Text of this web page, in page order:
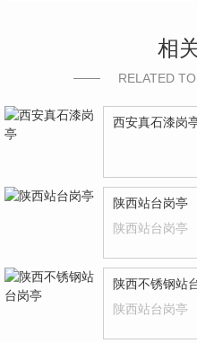
相
RELATED
西安真石漆岗
陕西站台岗亭
陕西站台岗亭
陕西不锈钢站
陕西站台岗亭